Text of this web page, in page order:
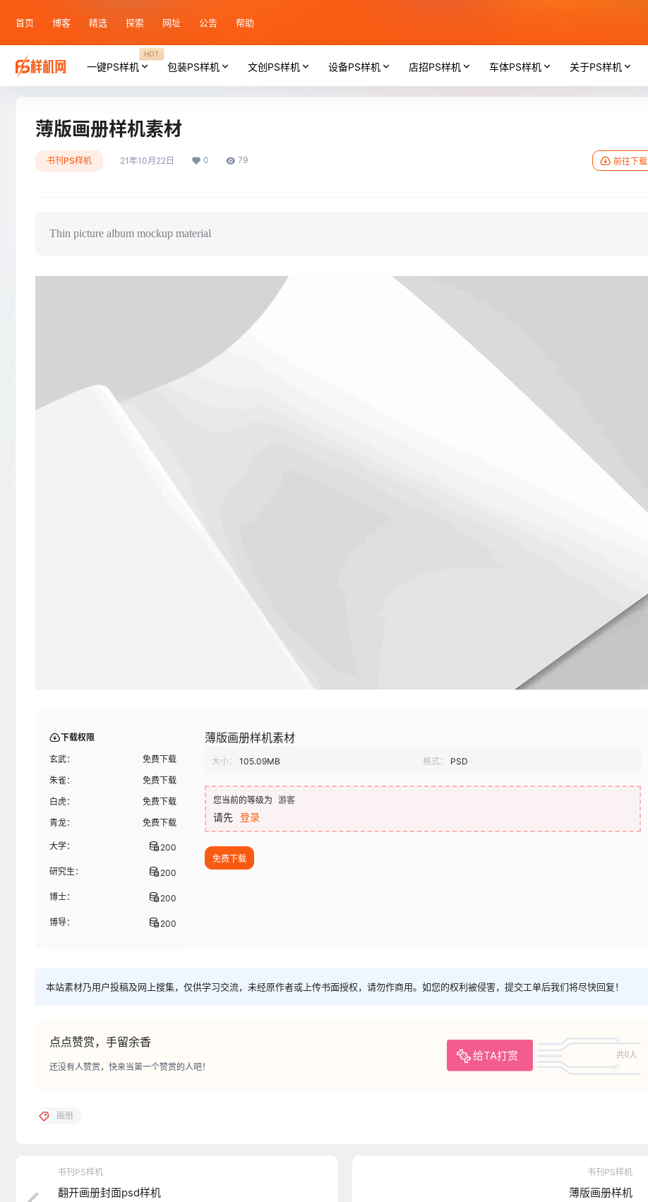
首页 博客 精选 探索 网址 公告 帮助
一键PS样机
HOT
包装PS样机 文创PS样机 设备PS样机 店招PS样机 车体PS样机 关于PS样机
薄版画册样机素材
书刊PS样机 21年10月22日 0 79 前往下载
Thin picture album mockup material
下载权限
玄武：
免费下载
朱雀：
免费下载
白虎：
免费下载
青龙：
免费下载
大学： 200
研究生： 200
博士： 200
博导： 200
薄版画册样机素材
大小： 105.09MB 格式： PSD
您当前的等级为 游客
请先 登录
免费下载
本站素材乃用户投稿及网上搜集，仅供学习交流，未经原作者或上传书面授权，请勿作商用。如您的权利被侵害，提交工单后我们将尽快回复！
点点赞赏，手留余香
给TA打赏 共0人
还没有人赞赏，快来当第一个赞赏的人吧！
画册
书刊PS样机
翻开画册封面psd样机
书刊PS样机
薄版画册样机